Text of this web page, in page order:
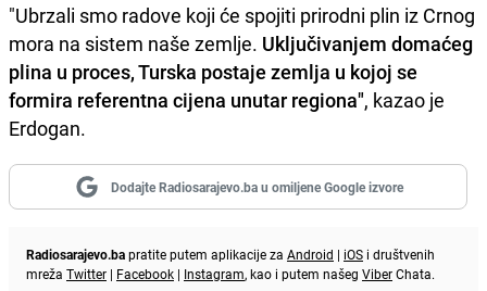
"Ubrzali smo radove koji će spojiti prirodni plin iz Crnog
mora na sistem naše zemlje. Uključivanjem domaćeg
plina u proces, Turska postaje zemlja u kojoj se
formira referentna cijena unutar regiona", kazao je
Erdogan.
Dodajte Radiosarajevo.ba u omiljene Google izvore
Radiosarajevo.bapratite putem aplikacije za Android | iOS i društvenih
mreža Twitter | Facebook | Instagram, kao i putem našeg ViberChata.